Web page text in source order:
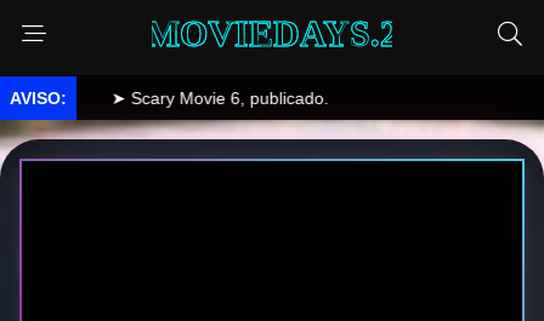
MOVIEDAYS.2
➤ Scary Movie 6, publicado.